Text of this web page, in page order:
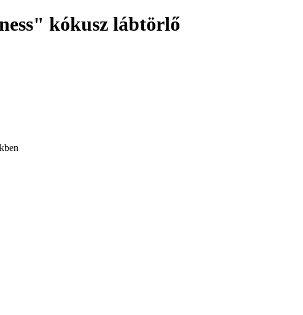
kókusz lábtörlő